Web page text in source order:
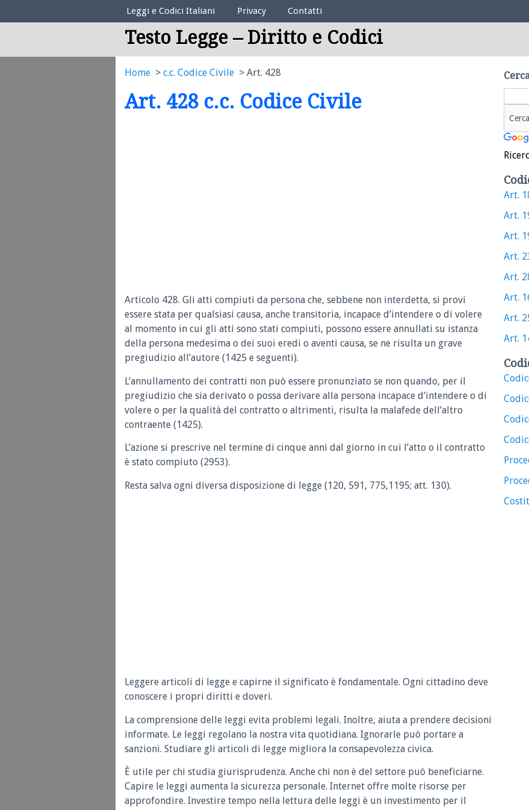
Elenco Codici Legali
Leggi e Codici Italiani Privacy Contatti
Testo Legge – Diritto e Codici
Home c.c. Codice Civile Art. 428
Art. 428 c.c. Codice Civile
Articolo 428. Gli atti compiuti da persona che, sebbene non interdetta, si provi
essere stata per qualsiasi causa, anche transitoria, incapace d’intendere o di volere
al momento in cui gli atti sono stati compiuti, possono essere annullati su istanza
della persona medesima o dei suoi eredi o aventi causa, se ne risulta un grave
pregiudizio all’autore (1425 e seguenti).
L’annullamento dei contratti non può essere pronunziato se non quando, per il
pregiudizio che sia derivato o possa derivare alla persona incapace d’intendere o di
volere o per la qualità del contratto o altrimenti, risulta la malafede dell’altro
contraente (1425).
L’azione si prescrive nel termine di cinque anni dal giorno in cui l’atto o il contratto
è stato compiuto (2953).
Resta salva ogni diversa disposizione di legge (120, 591, 775,1195; att. 130).
Leggere articoli di legge e capirne il significato è fondamentale. Ogni cittadino deve
conoscere i propri diritti e doveri.
La comprensione delle leggi evita problemi legali. Inoltre, aiuta a prendere decisioni
informate. Le leggi regolano la nostra vita quotidiana. Ignorarle può portare a
sanzioni. Studiare gli articoli di legge migliora la consapevolezza civica.
È utile per chi studia giurisprudenza. Anche chi non è del settore può beneficiarne.
Capire le leggi aumenta la sicurezza personale. Internet offre molte risorse per
approfondire. Investire tempo nella lettura delle leggi è un investimento per il
Art.
Art.
Art.
Art.
Art.
Art.
Art.
Art.